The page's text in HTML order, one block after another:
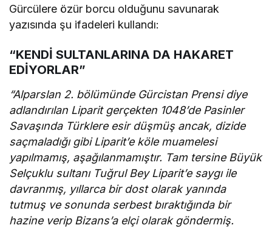
Gürcülere özür borcu olduğunu savunarak
yazısında şu ifadeleri kullandı:
“KENDİ SULTANLARINA DA HAKARET
EDİYORLAR”
“Alparslan 2. bölümünde Gürcistan Prensi diye
adlandırılan Liparit gerçekten 1048’de Pasinler
Savaşında Türklere esir düşmüş ancak, dizide
saçmaladığı gibi Liparit’e köle muamelesi
yapılmamış, aşağılanmamıştır. Tam tersine Büyük
Selçuklu sultanı Tuğrul Bey Liparit’e saygı ile
davranmış, yıllarca bir dost olarak yanında
tutmuş ve sonunda serbest bıraktığında bir
hazine verip Bizans’a elçi olarak göndermiş.